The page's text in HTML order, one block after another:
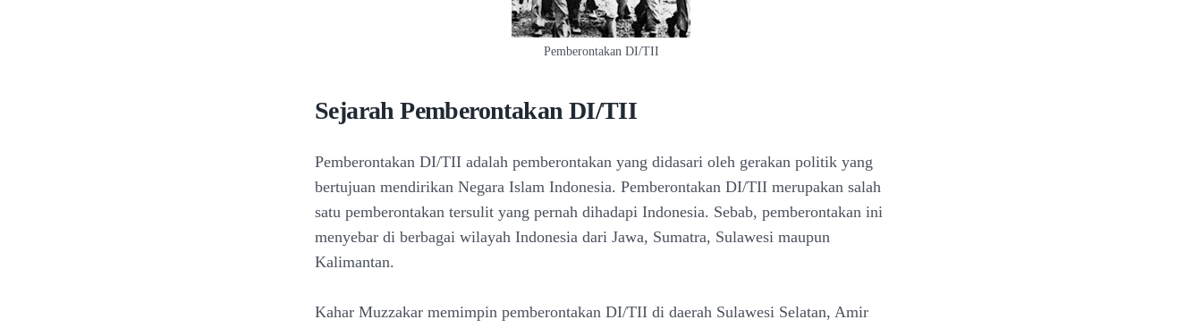
Pemberontakan DI/TII
Sejarah Pemberontakan DI/TII
Pemberontakan DI/TII adalah pemberontakan yang didasari oleh gerakan politik yang
bertujuan mendirikan Negara Islam Indonesia. Pemberontakan DI/TII merupakan salah
satu pemberontakan tersulit yang pernah dihadapi Indonesia. Sebab, pemberontakan ini
menyebar di berbagai wilayah Indonesia dari Jawa, Sumatra, Sulawesi maupun
Kalimantan.
Kahar Muzzakar memimpin pemberontakan DI/TII di daerah Sulawesi Selatan, Amir